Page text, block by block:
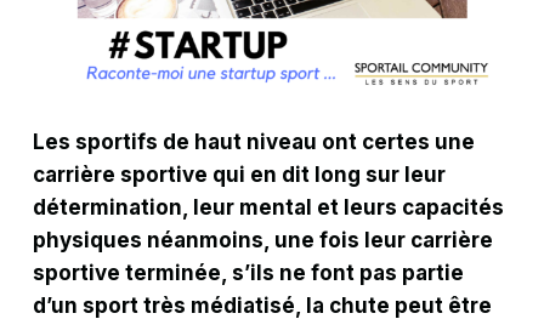
Les sportifs de haut niveau ont certes une
carrière sportive qui en dit long sur leur
détermination, leur mental et leurs capacités
physiques néanmoins, une fois leur carrière
sportive terminée, s’ils ne font pas partie
d’un sport très médiatisé, la chute peut être